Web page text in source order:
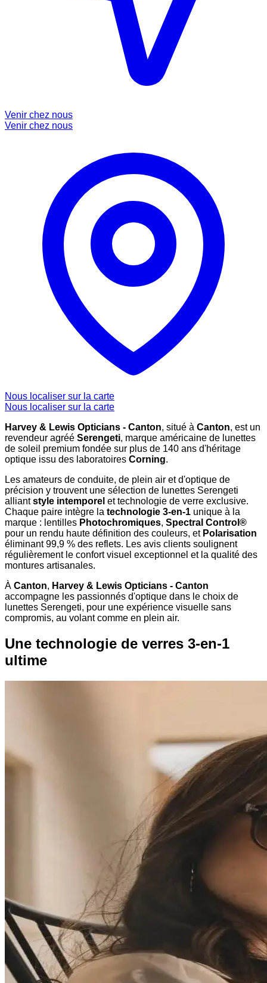
Venir chez nous
Venir chez nous
Nous localiser sur la carte
Nous localiser sur la carte
Harvey & Lewis Opticians - Canton, situé à Canton, est un
revendeur agréé Serengeti, marque américaine de lunettes
de soleil premium fondée sur plus de 140 ans d'héritage
optique issu des laboratoires Corning.
Les amateurs de conduite, de plein air et d'optique de
précision y trouvent une sélection de lunettes Serengeti
alliantstyle intemporel et technologie de verre exclusive.
Chaque paire intègre la technologie 3-en-1 unique à la
marque : lentilles Photochromiques, Spectral Control®
pour un rendu haute définition des couleurs, et Polarisation
éliminant 99,9 % des reflets. Les avis clients soulignent
régulièrement le confort visuel exceptionnel et la qualité des
montures artisanales.
À Canton, Harvey & Lewis Opticians - Canton
accompagne les passionnés d'optique dans le choix de
lunettes Serengeti, pour une expérience visuelle sans
compromis, au volant comme en plein air.
Une technologie de verres 3-en-1
ultime